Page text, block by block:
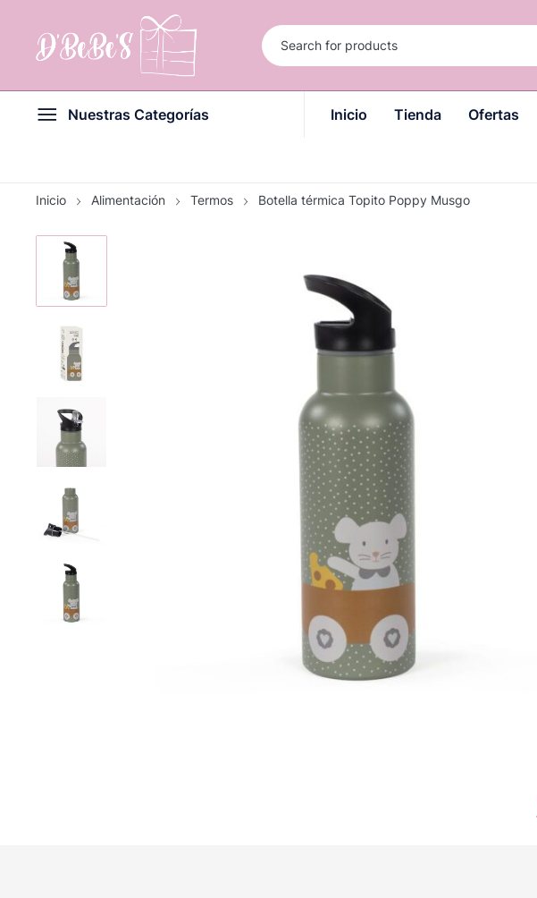
Nuestras Categorías Inicio Tienda Ofertas
Inicio Alimentación Termos Botella térmica Topito Poppy Musgo